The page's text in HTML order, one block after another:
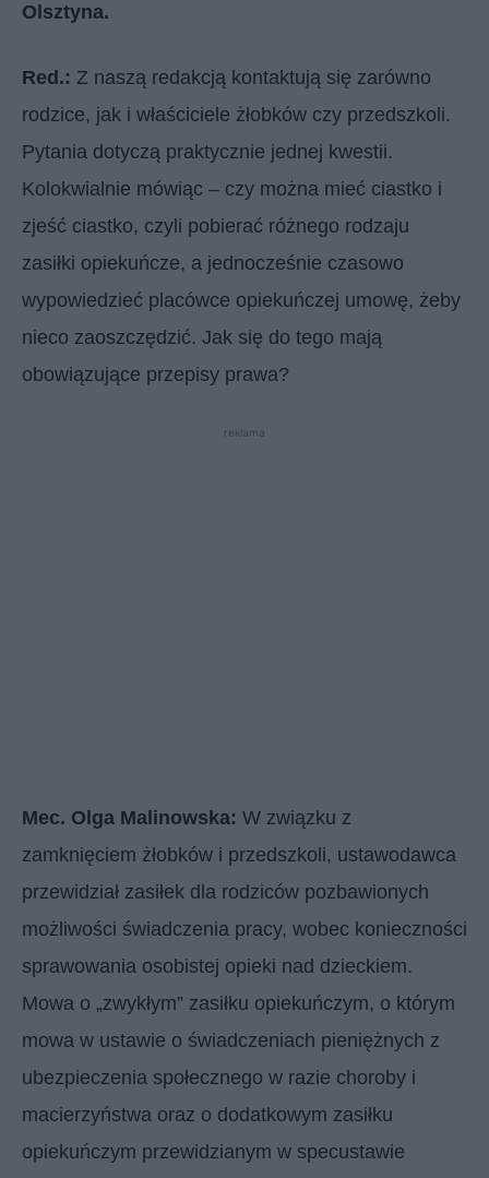
Olsztyna.
Red.: Z naszą redakcją kontaktują się zarówno
rodzice, jak i właściciele żłobków czy przedszkoli.
Pytania dotyczą praktycznie jednej kwestii.
Kolokwialnie mówiąc – czy można mieć ciastko i
zjeść ciastko, czyli pobierać różnego rodzaju
zasiłki opiekuńcze, a jednocześnie czasowo
wypowiedzieć placówce opiekuńczej umowę, żeby
nieco zaoszczędzić. Jak się do tego mają
obowiązujące przepisy prawa?
reklama
Mec. Olga Malinowska: W związku z
zamknięciem żłobków i przedszkoli, ustawodawca
przewidział zasiłek dla rodziców pozbawionych
możliwości świadczenia pracy, wobec konieczności
sprawowania osobistej opieki nad dzieckiem.
Mowa o „zwykłym” zasiłku opiekuńczym, o którym
mowa w ustawie o świadczeniach pieniężnych z
ubezpieczenia społecznego w razie choroby i
macierzyństwa oraz o dodatkowym zasiłku
opiekuńczym przewidzianym w specustawie